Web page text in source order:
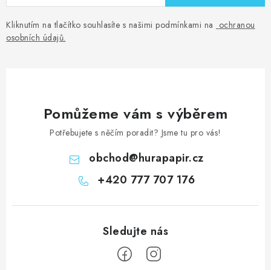
Kliknutím na tlačítko souhlasíte s našimi podmínkami na ochranou
osobních údajů.
Pomůžeme vám s výběrem
Potřebujete s něčím poradit? Jsme tu pro vás!
obchod@hurapapir.cz
+420 777 707 176